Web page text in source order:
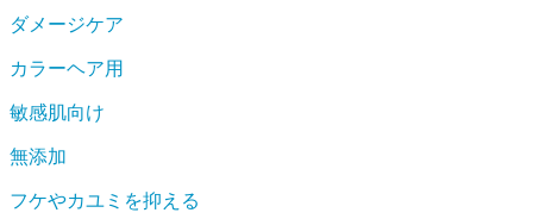
ダメージケア
カラーヘア用
敏感肌向け
無添加
フケやカユミを抑える